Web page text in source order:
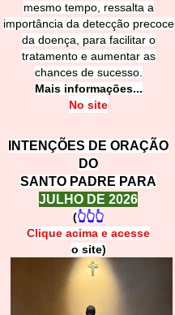
mesmo tempo, ressalta a
importância da detecção precoce
da doença, para facilitar o
tratamento e aumentar as
chances de sucesso.
Mais informações...
No site
INTENÇÕES DE ORAÇÃO
DO
SANTO PADRE PARA
JULHO DE 2026
(👆👆👆
Clique acima e acesse
o site)